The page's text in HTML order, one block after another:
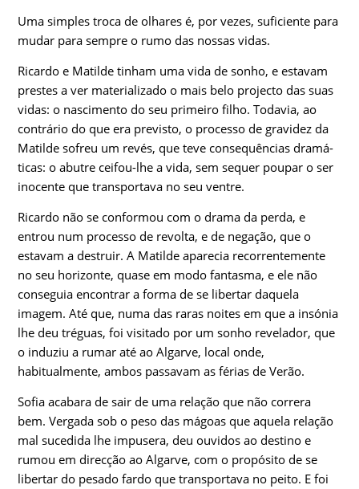
Uma simples troca de olhares é, por vezes, suficiente para
mudar para sempre o rumo das nossas vidas.
Ricardo e Matilde tinham uma vida de sonho, e estavam
prestes a ver materializado o mais belo projecto das suas
vidas: o nascimento do seu primeiro filho. Todavia, ao
contrário do que era previsto, o processo de gravidez da
Matilde sofreu um revés, que teve consequências dramá­
ticas: o abutre ceifou-lhe a vida, sem sequer poupar o ser
inocente que transportava no seu ventre.
Ricardo não se conformou com o drama da perda, e
entrou num pro­cesso de revolta, e de negação, que o
estavam a destruir. A Matilde aparecia recorrentemente
no seu horizonte, quase em modo fantasma, e ele não
conseguia encontrar a forma de se libertar daquela
imagem. Até que, numa das raras noites em que a insónia
lhe deu tréguas, foi visitado por um sonho revelador, que
o induziu a rumar até ao Algarve, local onde,
habitualmente, ambos passavam as férias de Verão.
Sofia acabara de sair de uma relação que não correra
bem. Vergada sob o peso das mágoas que aquela relação
mal sucedida lhe impusera, deu ouvidos ao destino e
rumou em direcção ao Algarve, com o propósito de se
libertar do pesado fardo que transportava no peito. E foi